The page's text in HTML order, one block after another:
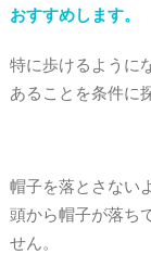
おすすめします。
特に歩けるように
あることを条件に
帽子を落とさない
頭から帽子が落ち
せん。